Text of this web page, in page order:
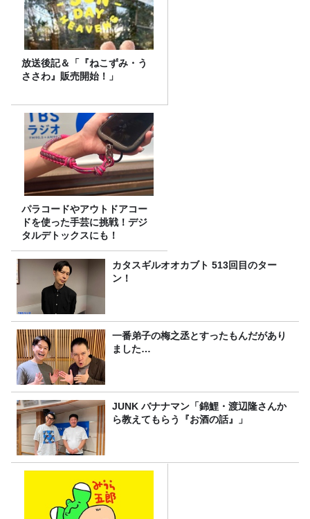
放送後記＆「『ねこずみ・う
ささわ』販売開始！」
パラコードやアウトドアコー
ドを使った手芸に挑戦！デジ
タルデトックスにも！
カタスギルオオカブト 513回目のター
ン！
一番弟子の梅之丞とすったもんだがあり
ました…
JUNK バナナマン「錦鯉・渡辺隆さんか
ら教えてもらう『お酒の話』」